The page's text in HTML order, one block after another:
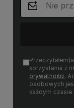
korzystania z
prywatności.
osobowych jest
każdym